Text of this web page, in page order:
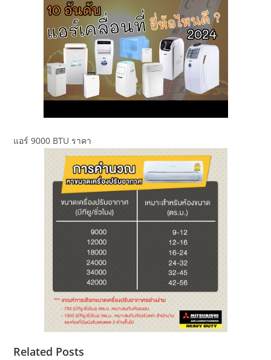
แอร์ 9000 BTU ราคา
Related Posts